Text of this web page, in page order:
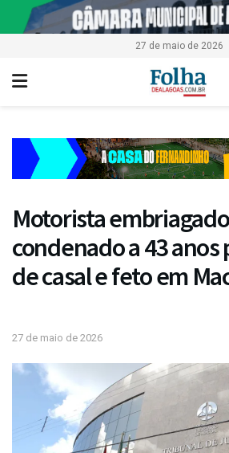
27 de maio de 2026
Motorista
condenado a 43
de casal e feto em
27 de maio de 2026